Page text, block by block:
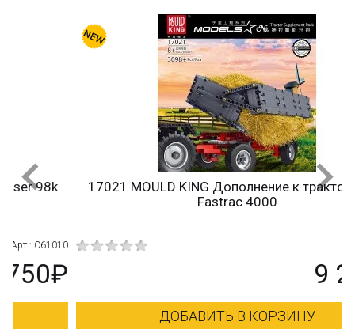
17021 MOULD KING Дополнение к трактору JCB
Fastrac 4000
9 290₽
ДОБАВИТЬ В КОРЗИНУ